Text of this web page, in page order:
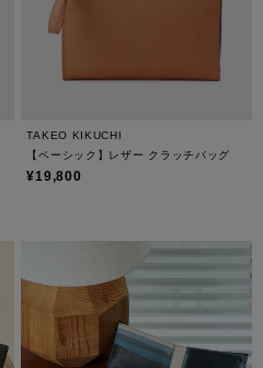
TAKEO KIKUCHI
【ベーシック】レザー クラッチバッグ
¥19,800